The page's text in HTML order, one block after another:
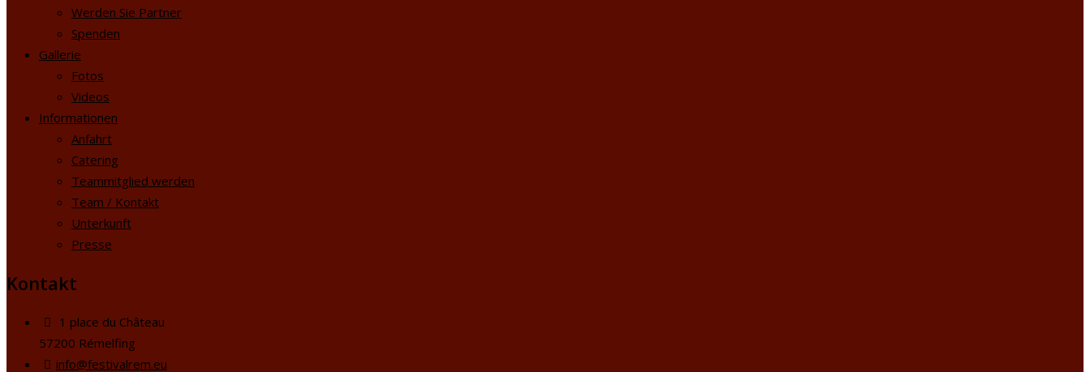
Werden Sie Partner
Spenden
Gallerie
Fotos
Videos
Informationen
Anfahrt
Catering
Teammitglied werden
Team / Kontakt
Unterkunft
Presse
Kontakt
1 place du Château
57200 Rémelfing
info@festivalrem.eu